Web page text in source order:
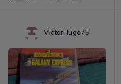
VictorHugo75